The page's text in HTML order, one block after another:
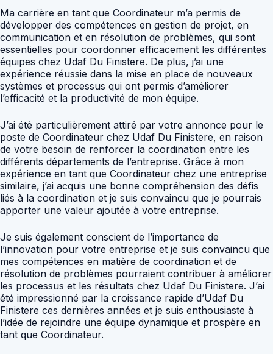
Ma carrière en tant que Coordinateur m’a permis de
développer des compétences en gestion de projet, en
communication et en résolution de problèmes, qui sont
essentielles pour coordonner efficacement les différentes
équipes chez Udaf Du Finistere. De plus, j’ai une
expérience réussie dans la mise en place de nouveaux
systèmes et processus qui ont permis d’améliorer
l’efficacité et la productivité de mon équipe.
J’ai été particulièrement attiré par votre annonce pour le
poste de Coordinateur chez Udaf Du Finistere, en raison
de votre besoin de renforcer la coordination entre les
différents départements de l’entreprise. Grâce à mon
expérience en tant que Coordinateur chez une entreprise
similaire, j’ai acquis une bonne compréhension des défis
liés à la coordination et je suis convaincu que je pourrais
apporter une valeur ajoutée à votre entreprise.
Je suis également conscient de l’importance de
l’innovation pour votre entreprise et je suis convaincu que
mes compétences en matière de coordination et de
résolution de problèmes pourraient contribuer à améliorer
les processus et les résultats chez Udaf Du Finistere. J’ai
été impressionné par la croissance rapide d’Udaf Du
Finistere ces dernières années et je suis enthousiaste à
l’idée de rejoindre une équipe dynamique et prospère en
tant que Coordinateur.